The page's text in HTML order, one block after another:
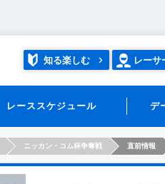
知る楽しむ レーサ
レーススケジュール デ
ニッカン・コム杯争奪戦 直前情報